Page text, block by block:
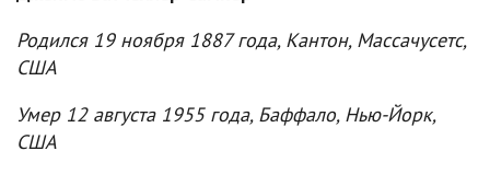
Родился 19 ноября 1887 года, Кантон, Массачусетс,
США
Умер 12 августа 1955 года, Баффало, Нью-Йорк,
США